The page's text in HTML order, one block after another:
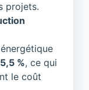
projets.
%, ce qui
le coût